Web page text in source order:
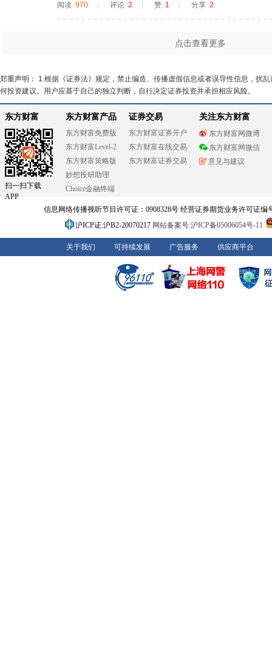
阅读 970 | 评论 2 | 赞 1 | 分享 2
点击查看更多
郑重声明： 1.根据《证券法》规定，禁止编造、传播虚假信息或者误导性信息，扰
何投资建议。用户应基于自己的独立判断，自行决定证券投资并承担相应风险。